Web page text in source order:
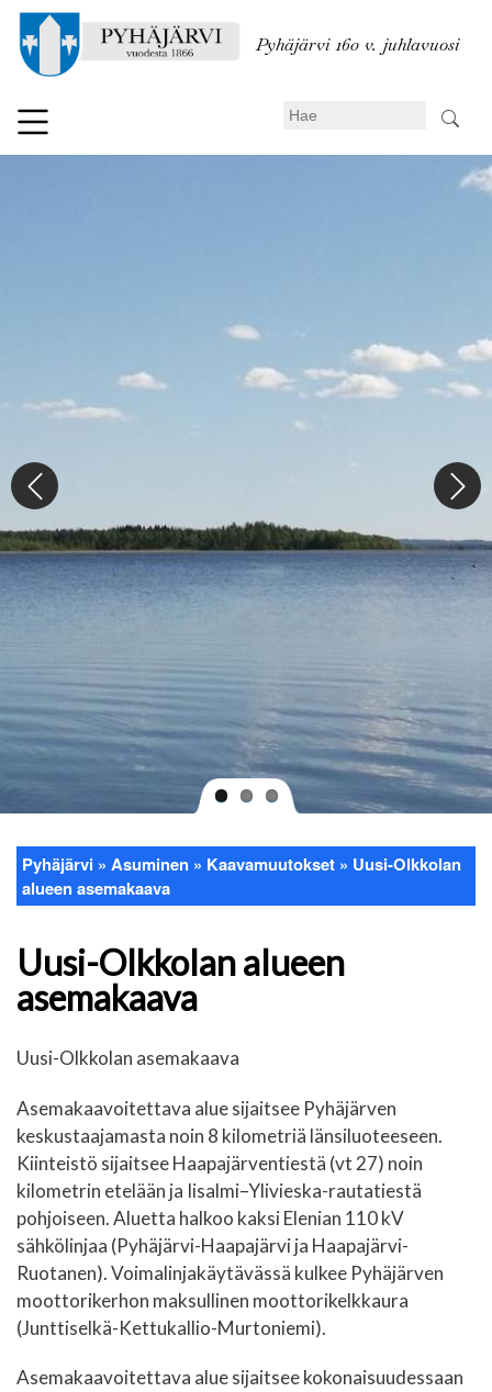
pääsisältöön
Pyhäjärvi 160 v. juhlavuosi
Search
Murupolku
Pyhäjärvi Asuminen Kaavamuutokset
Uusi-Olkkolan
alueen asemakaava
Uusi-Olkkolan alueen
asemakaava
Uusi-Olkkolan asemakaava
Asemakaavoitettava alue sijaitsee Pyhäjärven
keskustaajamasta noin 8 kilometriä länsiluoteeseen.
Kiinteistö sijaitsee Haapajärventiestä (vt 27) noin
kilometrin etelään ja Iisalmi–Ylivieska-rautatiestä
pohjoiseen. Aluetta halkoo kaksi Elenian 110 kV
sähkölinjaa (Pyhäjärvi-Haapajärvi ja Haapajärvi-
Ruotanen). Voimalinjakäytävässä kulkee Pyhäjärven
moottorikerhon maksullinen moottorikelkkaura
(Junttiselkä-Kettukallio-Murtoniemi).
Asemakaavoitettava alue sijaitsee kokonaisuudessaan